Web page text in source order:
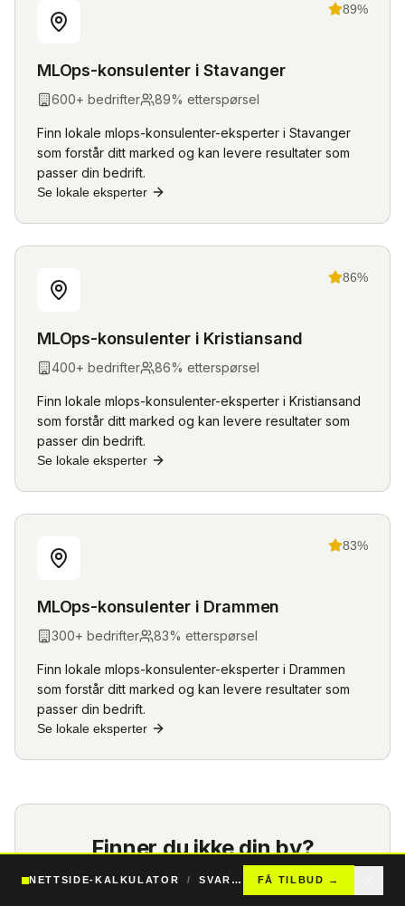
NETTSIDE-KALKULATOR / SVAR PÅ 24T FÅ TILBUD →
89%
MLOps-konsulenteriStavanger
600+ bedrifter 89% etterspørsel
Finn lokale mlops-konsulenter-eksperter i Stavanger
som forstår ditt marked og kan levere resultater som
passer din bedrift.
Se lokale eksperter
86%
MLOps-konsulenteri Kristiansand
400+ bedrifter 86% etterspørsel
Finn lokale mlops-konsulenter-eksperter i Kristiansand
som forstår ditt marked og kan levere resultater som
passer din bedrift.
Se lokale eksperter
83%
MLOps-konsulenteri Drammen
300+ bedrifter 83% etterspørsel
Finn lokale mlops-konsulenter-eksperter i Drammen
som forstår ditt marked og kan levere resultater som
passer din bedrift.
Se lokale eksperter
Finner du ikke din by?
Vi har mlops-konsulenter-eksperter i over 50